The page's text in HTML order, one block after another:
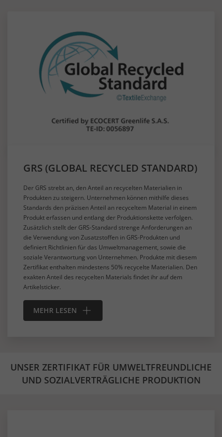
GRS (GLOBAL RECYCLED STANDARD)
Der GRS strebt an, den Anteil an recycelten Materialien in
Produkten zu steigern. Unternehmen können mithilfe dieses
Standards den präzisen Anteil an recyceltem Material in einem
Produkt erfassen und entlang der Produktionskette verfolgen.
Zusätzlich stellt der GRS-Standard strenge Anforderungen an
die Verwendung von Zusatzstoffen in GRS-Produkten und
definiert Richtlinien für das Umweltmanagement, sowie die
soziale Verantwortung von Unternehmen. Produkte mit diesem
Zertifikat enthalten mindestens 50% recycelte Materialien. Den
exakten Anteil des recycelten Materials findet ihr auf dem
Artikelsticker.
MEHR LESEN
UNSER ZERTIFIKAT FÜR UMWELTFREUNDLICHE
UND SOZIALVERTRÄGLICHE PRODUKTION